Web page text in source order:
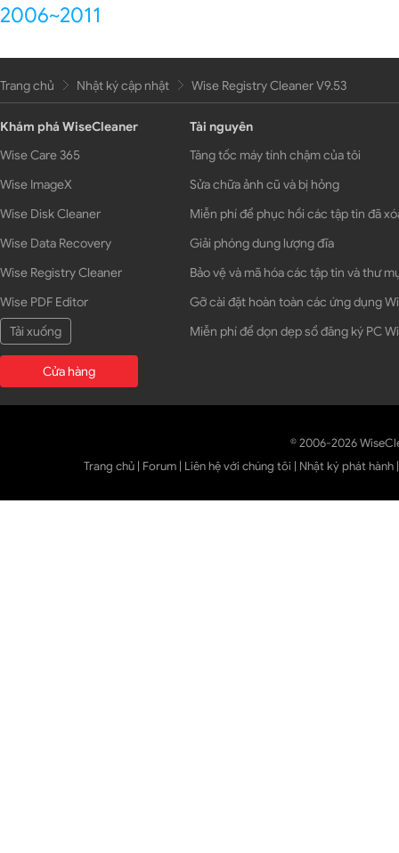
2006~2011
Trang chủ Nhật ký cập nhật Wise Registry Cleaner V9.53
Khám phá WiseCleaner
Wise Care 365
Wise ImageX
Wise Disk Cleaner
Wise Data Recovery
Wise Registry Cleaner
Wise PDF Editor
Tải xuống
Cửa hàng
Tài nguyên
Tăng tốc máy tính chậm của tôi
Sửa chữa ảnh cũ và bị hỏng
Miễn phí để phục hồi các tập tin đã
Giải phóng dung lượng đĩa
Bảo vệ và mã hóa các tập tin và thư
Gỡ cài đặt hoàn toàn các ứng dụng
Miễn phí để dọn dẹp sổ đăng ký PC
© 2006-2026
Trang chủ | Forum | Liên hệ với chúng tôi | Nhật ký phát hành